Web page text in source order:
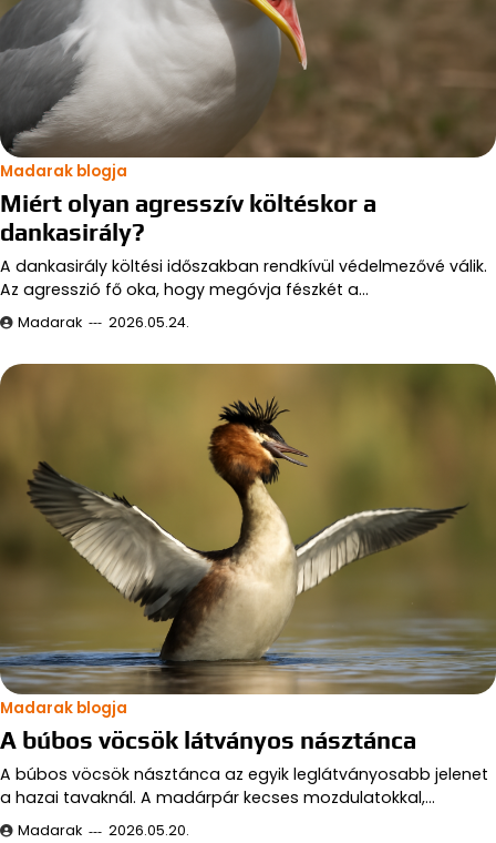
Madarak blogja
Miért olyan agresszív költéskor a
dankasirály?
A dankasirály költési időszakban rendkívül védelmezővé válik.
Az agresszió fő oka, hogy megóvja fészkét a…
Madarak 2026.05.24.
Madarak blogja
A búbos vöcsök látványos násztánca
A búbos vöcsök násztánca az egyik leglátványosabb jelenet
a hazai tavaknál. A madárpár kecses mozdulatokkal,…
Madarak 2026.05.20.